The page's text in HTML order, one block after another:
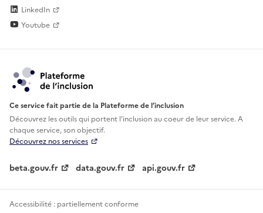
LinkedIn
Youtube
Ce service fait partie de la Plateforme de l’inclusion
Découvrez les outils qui portent l'inclusion aucoeur de leur service. A
chaque service, son objectif.
Découvrez nos services
beta.gouv.fr data.gouv.fr api.gouv.fr
Accessibilité : partiellement conforme